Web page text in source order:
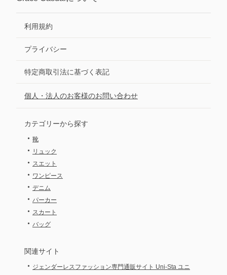
利用規約
プライバシー
特定商取引法に基づく表記
個人・法人のお客様のお問い合わせ
カテゴリーから探す
・ 靴
・ リュック
・ スエット
・ ワンピース
・ デニム
・ パーカー
・ スカート
・ バッグ
関連サイト
・ ジェンダーレスファッション専門通販サイト Uni-Sta ユニ